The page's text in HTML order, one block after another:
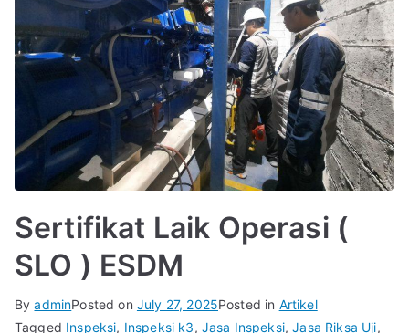
Sertifikat Laik Operasi (
SLO ) ESDM
ByadminPosted on July 27, 2025Posted in Artikel
Tagged Inspeksi, Inspeksi k3, Jasa Inspeksi,Jasa Riksa Uji,